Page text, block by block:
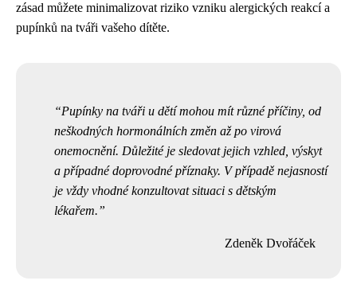
zásad můžete minimalizovat riziko vzniku alergických reakcí a
pupínků na tváři vašeho dítěte.
Pupínky na tváři u dětí mohou mít různé příčiny, od
neškodných hormonálních změn až po virová
onemocnění. Důležité je sledovat jejich vzhled, výskyt
a případné doprovodné příznaky. V případě nejasností
je vždy vhodné konzultovat situaci s dětským
lékařem.
Zdeněk Dvořáček